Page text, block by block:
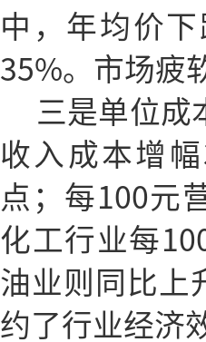
中，年均价
35%。市场疲
三是单位成
收入成本增
点；每100元
化工行业每
油业则同比上
约了行业经济